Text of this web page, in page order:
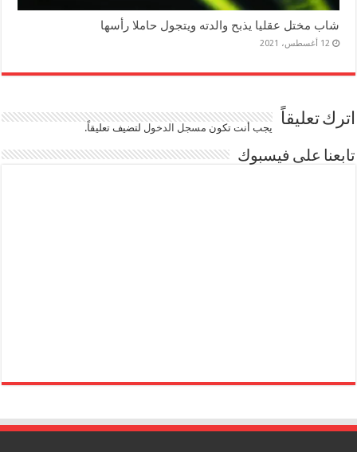
شاب مختل عقليا يذبح والدته ويتجول حاملا رأسها
12 أغسطس، 2021
اترك تعليقاً يجب أنت تكون مسجل الدخوللتضيف تعليقاً.
تابعنا على فيسبوك